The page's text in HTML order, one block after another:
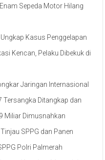
Sepeda Motor Hilang
Kasus Penggelapan
Kencan, Pelaku Dibekuk di
Jaringan Internasional
Tersangka Ditangkap dan
Miliar Dimusnahkan
SPPG dan Panen
Polri Palmerah